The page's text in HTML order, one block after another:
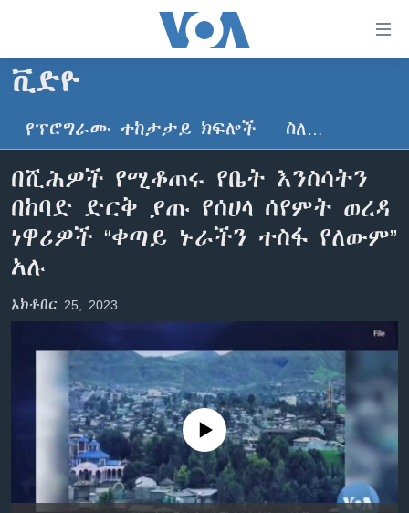
ማገናኛዎች
ዋናው
ይዘት
ወደ
ዋናው
ይዘት
እለፍ
ወደ
ዋናው
ዜና
ኢትዮጵያ
አሜሪካ
መካከለኛው ምሥራቅ
ኑሮ በጤንነት
ከምሽቱ ሦስት ሰዓት የአማርኛ ዜና
ቪዲዮ
የፎቶ መድብሎች
ይከተሉን
ቋንቋዎች
ቪድዮ
የፕሮግራሙ ተከታታይ ክፍሎች ስለ…
በሺሕዎች የሚቆጠሩ የቤት እንስሳትን
በከባድ ድርቅ ያጡ የሰሀላ ሰየምት ወረዳ
ነዋሪዎች “ቀጣይ ኑራችን ተስፋ የለውም”
አሉ
ኦክቶበር 25, 2023
No media source currently available